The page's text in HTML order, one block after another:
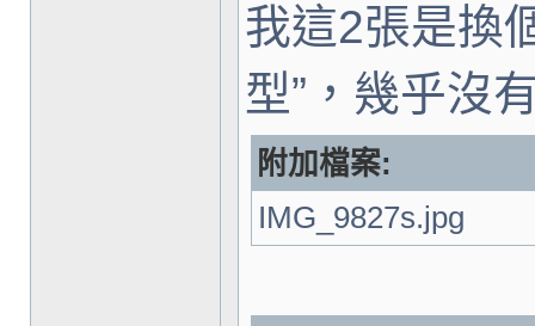
我這2張是換
型”，幾乎沒
附加檔案:
IMG_9827s.jpg